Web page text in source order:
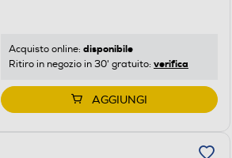
Acquisto online: disponibile
Ritiro in negozio in 30' gratuito: verifica
AGGIUNGI